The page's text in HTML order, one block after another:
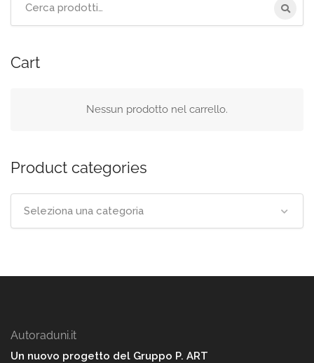
Cart
Nessun prodotto nel carrello.
Product categories
Seleziona una categoria
Autoraduni.it
Un nuovo progetto del Gruppo P. ART